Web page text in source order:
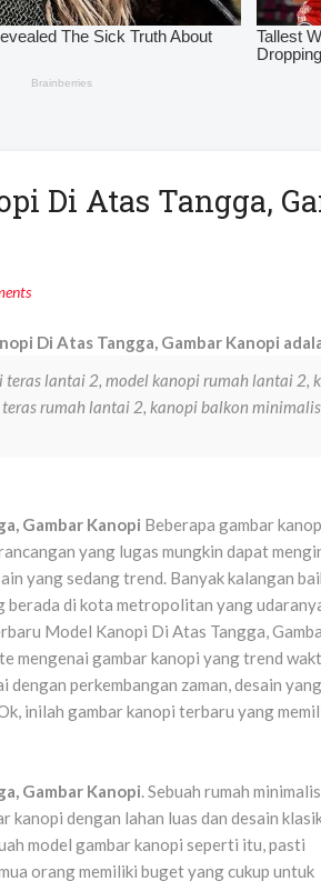
Di Atas Tangga,
Di Atas Tangga, Gambar Kanopi
lantai 2, model kanopi rumah lantai 2,
rumah lantai 2, kanopi balkon
Gambar Kanopi Beberapa gambar
yang lugas mungkin dapat
yang sedang trend. Banyak kalangan
berada di kota metropolitan yang
Model Kanopi Di Atas Tangga,
mengenai gambar kanopi yang trend
dengan perkembangan zaman, desain
inilah gambar kanopi terbaru yang
Gambar Kanopi. Sebuah rumah
kanopi dengan lahan luas dan desain
model gambar kanopi seperti itu, pasti
orang memiliki buget yang cukup untuk